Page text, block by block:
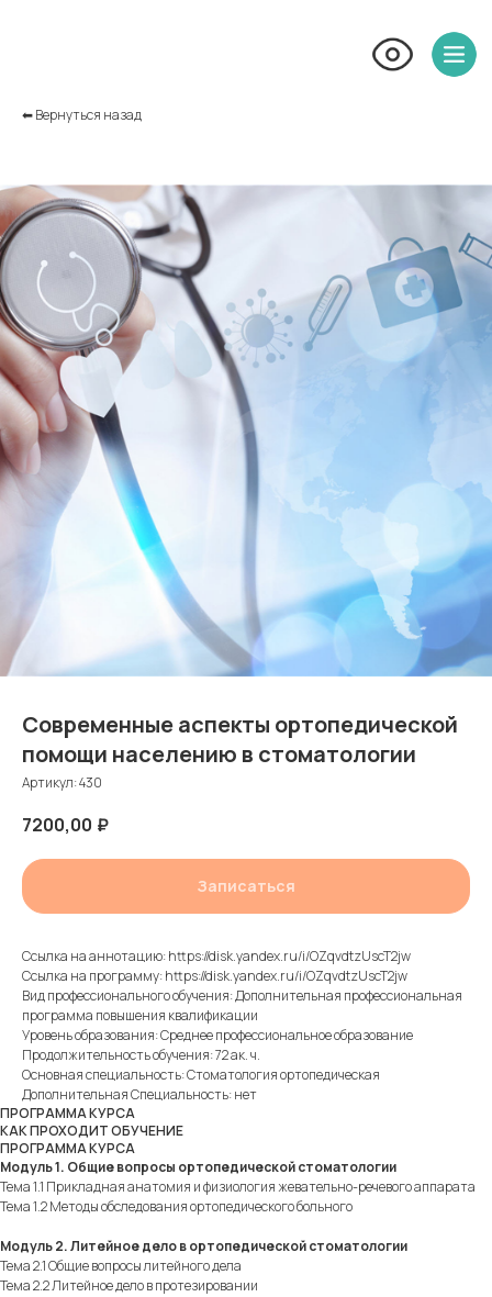
⬅︎ Вернуться назад
Современные аспекты ортопедической
помощи населению в стоматологии
Артикул:430
7200,00 ₽
Записаться
Ссылка на аннотацию: https://disk.yandex.ru/i/OZqvdtzUscT2jw
Ссылка на программу: https://disk.yandex.ru/i/OZqvdtzUscT2jw
Вид профессионального обучения: Дополнительная профессиональная
программа повышения квалификации
Уровень образования: Среднее профессиональное образование
Продолжительность обучения: 72 ак. ч.
Основная специальность: Стоматология ортопедическая
Дополнительная Специальность: нет
ПРОГРАММА КУРСА
КАК ПРОХОДИТ ОБУЧЕНИЕ
ПРОГРАММА КУРСА
Модуль 1. Общие вопросы ортопедической стоматологии
Тема 1.1 Прикладная анатомия и физиология жевательно-речевого аппарата
Тема 1.2 Методы обследования ортопедического больного
Модуль 2. Литейное дело в ортопедической стоматологии
Тема 2.1 Общие вопросы литейного дела
Тема 2.2 Литейное дело в протезировании